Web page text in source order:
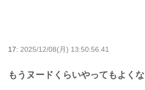
17: 2025/12/08(月) 13:50:56.41
もうヌードくらいやってもよくな